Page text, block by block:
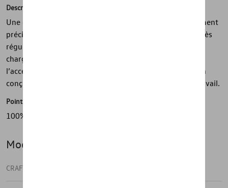
Description
Une échelle pour un Volkswagen Crafter est un complément
précieux pour les professionnels qui ont besoin d’un accès
régulier au toit de la voiture. Cet accessoire facilite le
chargement et le déchargement des outils et améliore
l’accessibilité de votre véhicule. De plus, une échelle bien
conçue offre une sécurité supplémentaire pendant le travail.
Points forts
100% Belge - 100% durable - 100% fiable
Modèle(s)
CRAFTER FOURGON